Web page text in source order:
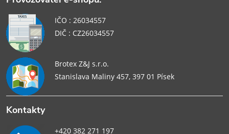
IČO : 26034557
DIČ : CZ26034557
Brotex Z&J s.r.o.
Stanislava Maliny 457, 397 01 Písek
Kontakty
+420 382 271 197